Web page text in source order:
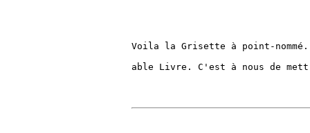
Voila la Grisette à point-
able Livre. C'est à nous de